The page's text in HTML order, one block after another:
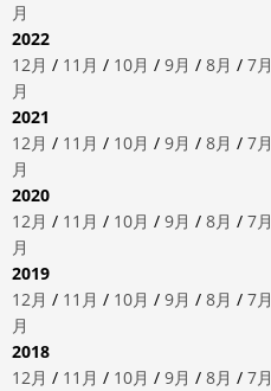
月
2022
12月 / 11月 / 10月 / 9月 / 8月 / 7月
月
2021
12月 / 11月 / 10月 / 9月 / 8月 / 7月
月
2020
12月 / 11月 / 10月 / 9月 / 8月 / 7月
月
2019
12月 / 11月 / 10月 / 9月 / 8月 / 7月
月
2018
12月 / 11月 / 10月 / 9月 / 8月 / 7月